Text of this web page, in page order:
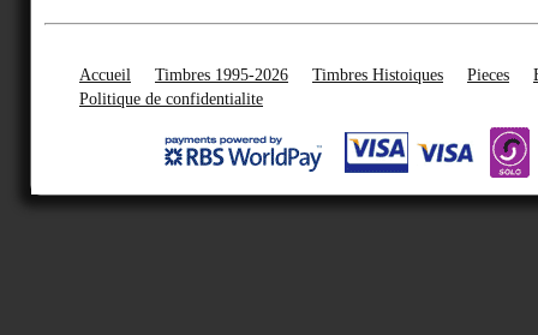
Accueil Timbres 1995-2026 Timbres Histoiques Pieces
Politique de confidentialite